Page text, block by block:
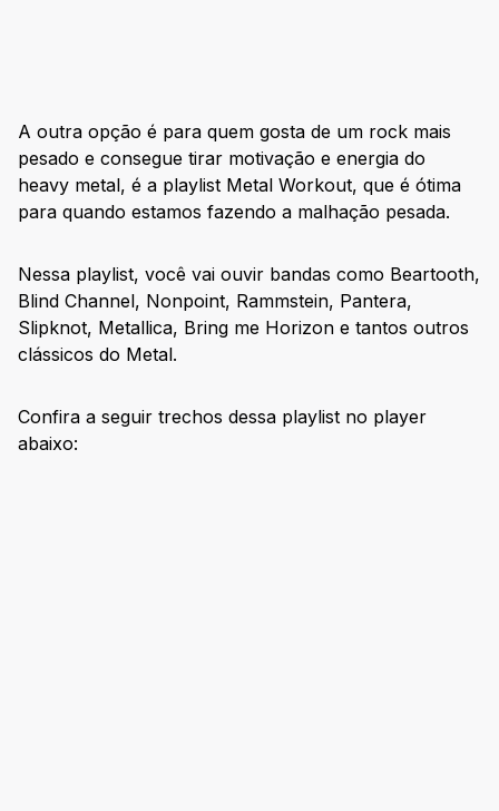
A outra opção é para quem gosta de um rock mais
pesado e consegue tirar motivação e energia do
heavy metal, é a playlist Metal Workout, que é ótima
para quando estamos fazendo a malhação pesada.
Nessa playlist, você vai ouvir bandas como Beartooth,
Blind Channel, Nonpoint, Rammstein, Pantera,
Slipknot, Metallica, Bring me Horizon e tantos outros
clássicos do Metal.
Confira a seguir trechos dessa playlist no player
abaixo: